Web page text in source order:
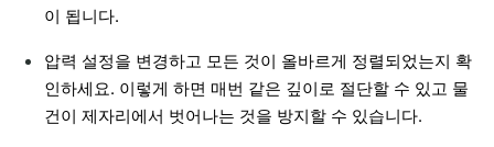
이 됩니다.
압력 설정을 변경하고 모든 것이 올바르게 정렬되었는지 확
인하세요. 이렇게 하면 매번 같은 깊이로 절단할 수 있고 물
건이 제자리에서 벗어나는 것을 방지할 수 있습니다.